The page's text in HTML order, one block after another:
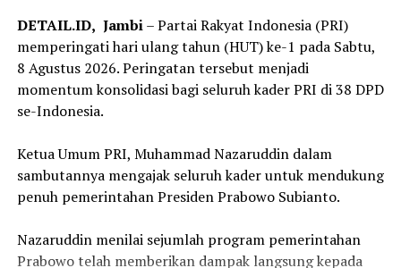
para kepala daerah untuk memperkuat kerja sama
melalui integrasi data antara Nomor Identifikasi Bidang
(NIB) atau Nomor Induk Bidang Tanah dengan Nomor
Objek Pajak (NOP). Integrasi tersebut diharapkan
mampu menyinkronkan data pertanahan dan
tanah sehingga penetapan BPHTB menjadi lebih akurat.
“Peralihan Hak itu saat jual beli tanah kan perlu balik
nama, saat ini juga lama. Alasannya macam-macam,
salah satunya verifikasi BPHTB-nya lama. Karena itu,
saya butuh NOP sama dengan NIB sinkron dan cepat,
DETAIL.ID, Jambi– Partai Rakyat Indonesia (PRI)
memperingati hari ulang tahun (HUT) ke-1 pada Sabtu,
8 Agustus 2026. Peringatan tersebut menjadi
momentum konsolidasi bagi seluruh kader PRI di 38 DPD
se-Indonesia.
‎Ketua Umum PRI, Muhammad Nazaruddin dalam
sambutannya mengajak seluruh kader untuk mendukung
penuh pemerintahan Presiden Prabowo Subianto.
‎Nazaruddin menilai sejumlah program pemerintahan
Prabowo telah memberikan dampak langsung kepada